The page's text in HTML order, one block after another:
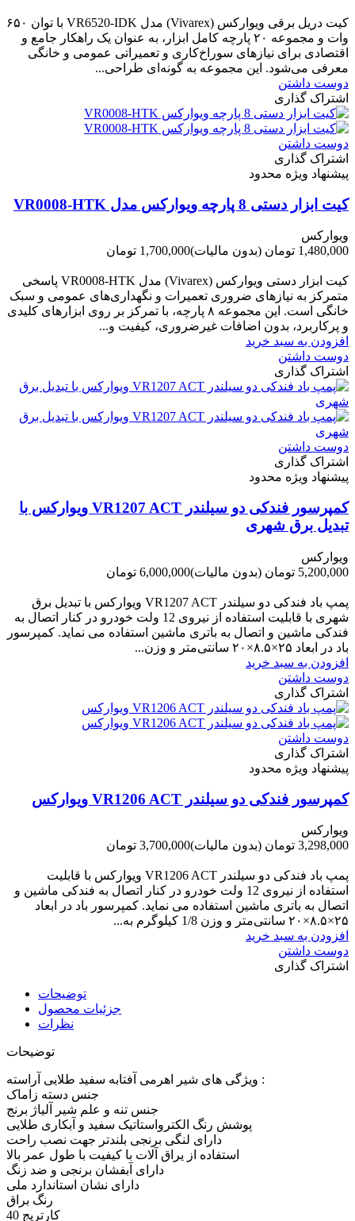
کیت دریل برقی ویوارکس (Vivarex) مدل VR6520-IDK با توان ۶۵۰
وات و مجموعه ۲۰ پارچه کامل ابزار، به عنوان یک راهکار جامع و
اقتصادی برای نیازهای سوراخ‌کاری و تعمیراتی عمومی و خانگی
معرفی می‌شود. این مجموعه به گونه‌ای طراحی...
دوست داشتن
اشتراک گذاری
دوست داشتن
اشتراک گذاری
پیشنهاد ویژه محدود
کیت ابزار دستی 8 پارچه ویوارکس مدل VR0008-HTK
ویوارکس
1,480,000 تومان
(بدون مالیات)1,700,000 تومان
کیت ابزار دستی ویوارکس (Vivarex) مدل VR0008-HTK پاسخی
متمرکز به نیازهای ضروری تعمیرات و نگهداری‌های عمومی و سبک
خانگی است. این مجموعه ۸ پارچه، با تمرکز بر روی ابزارهای کلیدی
و پرکاربرد، بدون اضافات غیرضروری، کیفیت و...
افزودن به سبد خرید
دوست داشتن
اشتراک گذاری
دوست داشتن
اشتراک گذاری
پیشنهاد ویژه محدود
کمپرسور فندکی دو سیلندر VR1207 ACT ویوارکس با
تبدیل برق شهری
ویوارکس
5,200,000 تومان
(بدون مالیات)6,000,000 تومان
پمپ باد فندکی دو سیلندر VR1207 ACT ویوارکس با تبدیل برق
شهری با قابلیت استفاده از نیروی 12 ولت خودرو در کنار اتصال به
فندکی ماشین و اتصال به باتری ماشین استفاده می نماید. کمپرسور
باد در ابعاد ۲۵×۸.۵×۲۰ سانتی‌متر و وزن...
افزودن به سبد خرید
دوست داشتن
اشتراک گذاری
دوست داشتن
اشتراک گذاری
پیشنهاد ویژه محدود
کمپرسور فندکی دو سیلندر VR1206 ACT ویوارکس
ویوارکس
3,298,000 تومان
(بدون مالیات)3,700,000 تومان
پمپ باد فندکی دو سیلندر VR1206 ACT ویوارکس با قابلیت
استفاده از نیروی 12 ولت خودرو در کنار اتصال به فندکی ماشین و
اتصال به باتری ماشین استفاده می نماید. کمپرسور باد در ابعاد
۲۵×۸.۵×۲۰ سانتی‌متر و وزن 1/8 کیلوگرم به...
افزودن به سبد خرید
دوست داشتن
اشتراک گذاری
توضیحات
جزئیات محصول
نظرات
توضیحات
ویژگی های شیر اهرمی آفتابه سفید طلایی آراسته :
جنس دسته زاماک
جنس تنه و علم شیر آلیاژ برنج
پوشش رنگ الکترواستاتیک سفید و آبکاری طلایی
دارای لنگی برنجی بلندتر جهت نصب راحت
استفاده از یراق آلات با کیفیت با طول عمر بالا
دارای آبفشان برنجی و ضد زنگ
دارای نشان استاندارد ملی
رنگ براق
کارتریج 40